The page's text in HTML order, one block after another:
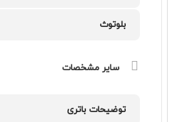
بلوتوث
سایر مشخصات
توضیحات باتری